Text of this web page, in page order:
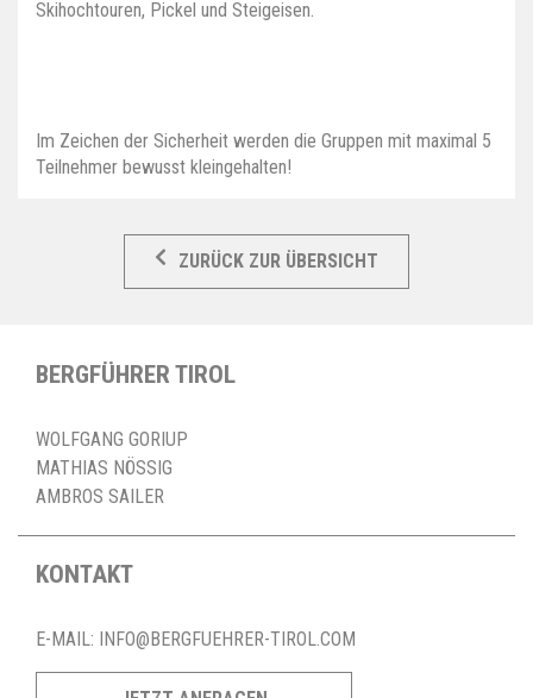
Skihochtouren, Pickel und Steigeisen.
Im Zeichen der Sicherheit werden die Gruppen mit maximal 5
Teilnehmer bewusst kleingehalten!
ZURÜCK ZUR ÜBERSICHT
BERGFÜHRER TIROL
WOLFGANG GORIUP
MATHIAS NÖSSIG
AMBROS SAILER
KONTAKT
E-MAIL: INFO@BERGFUEHRER-TIROL.COM